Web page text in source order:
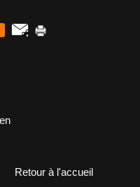
Retour à l'accueil